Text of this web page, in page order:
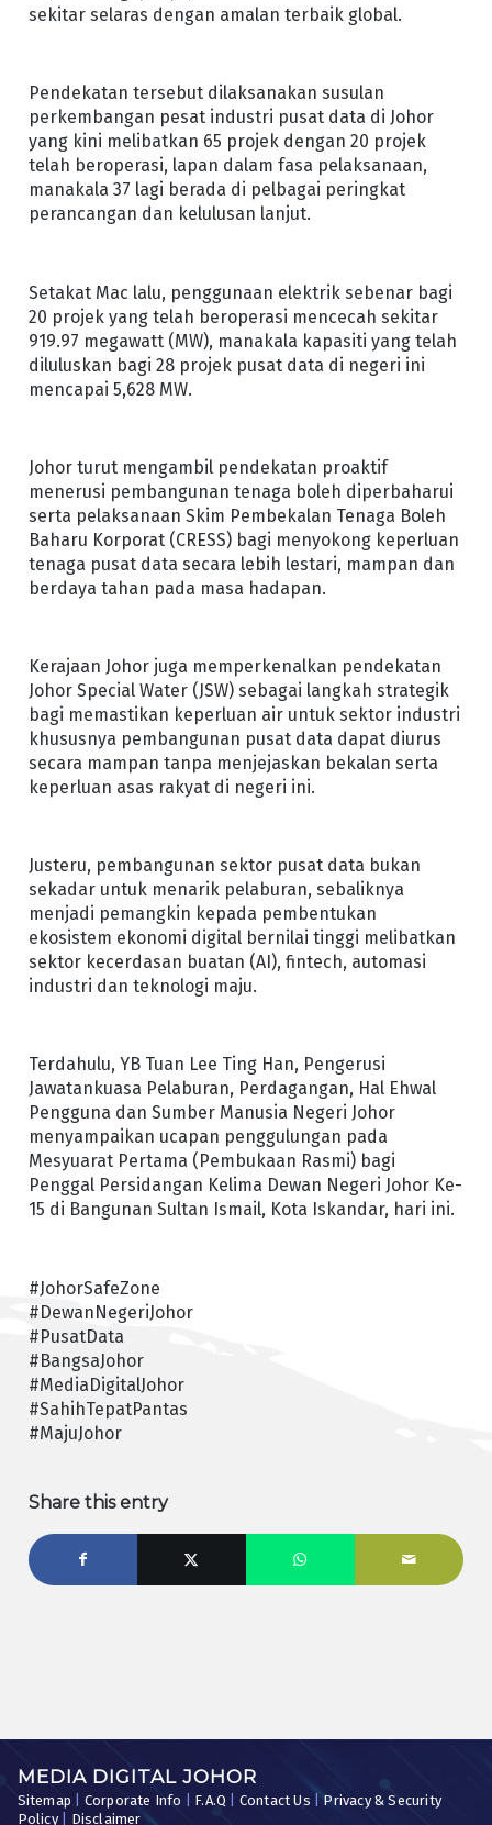
sekitar selaras dengan amalan terbaik global.
Pendekatan tersebut dilaksanakan susulan
perkembangan pesat industri pusat data di Johor
yang kini melibatkan 65 projek dengan 20 projek
telah beroperasi, lapan dalam fasa pelaksanaan,
manakala 37 lagi berada di pelbagai peringkat
perancangan dan kelulusan lanjut.
Setakat Mac lalu, penggunaan elektrik sebenar bagi
20 projek yang telah beroperasi mencecah sekitar
919.97 megawatt (MW), manakala kapasiti yang telah
diluluskan bagi 28 projek pusat data di negeri ini
mencapai 5,628 MW.
Johor turut mengambil pendekatan proaktif
menerusi pembangunan tenaga boleh diperbaharui
serta pelaksanaan Skim Pembekalan Tenaga Boleh
Baharu Korporat (CRESS) bagi menyokong keperluan
tenaga pusat data secara lebih lestari, mampan dan
berdaya tahan pada masa hadapan.
Kerajaan Johor juga memperkenalkan pendekatan
Johor Special Water (JSW) sebagai langkah strategik
bagi memastikan keperluan air untuk sektor industri
khususnya pembangunan pusat data dapat diurus
secara mampan tanpa menjejaskan bekalan serta
keperluan asas rakyat di negeri ini.
Justeru, pembangunan sektor pusat data bukan
sekadar untuk menarik pelaburan, sebaliknya
menjadi pemangkin kepada pembentukan
ekosistem ekonomi digital bernilai tinggi melibatkan
sektor kecerdasan buatan (AI), fintech, automasi
industri dan teknologi maju.
Terdahulu, YB Tuan Lee Ting Han, Pengerusi
Jawatankuasa Pelaburan, Perdagangan, Hal Ehwal
Pengguna dan Sumber Manusia Negeri Johor
menyampaikan ucapan penggulungan pada
Mesyuarat Pertama (Pembukaan Rasmi) bagi
Penggal Persidangan Kelima Dewan Negeri Johor Ke-
15 di Bangunan Sultan Ismail, Kota Iskandar, hari ini.
#JohorSafeZone
#DewanNegeriJohor
#PusatData
#BangsaJohor
#MediaDigitalJohor
#SahihTepatPantas
#MajuJohor
Share this entry
MEDIA DIGITAL JOHOR
Sitemap Corporate Info F.A.Q Contact Us |Privacy & Security
Policy| Disclaimer